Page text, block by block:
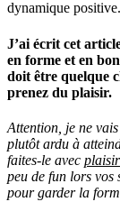
dynamique positive.
J’ai écrit cet
en forme et en
doit être quelque
prenez du plaisir.
Attention, je ne
plutôt ardu à
faites-le avec plaisir
peu de fun lors vos
pour garder la